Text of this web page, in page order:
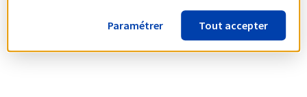
Paramétrer Tout accepter